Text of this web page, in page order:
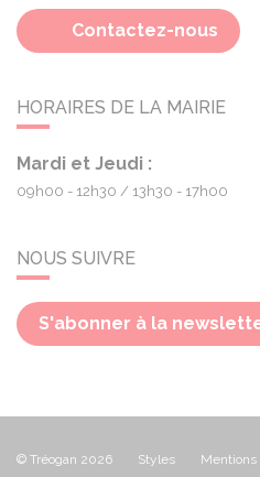
Contactez-nous
HORAIRES DE LA MAIRIE
Mardi et Jeudi :
09h00 - 12h30 13h30 - 17h00
NOUS SUIVRE
S'abonner à la
© Tréogan 2026 Styles Mentions